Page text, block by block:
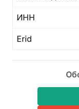
ИНН
Erid